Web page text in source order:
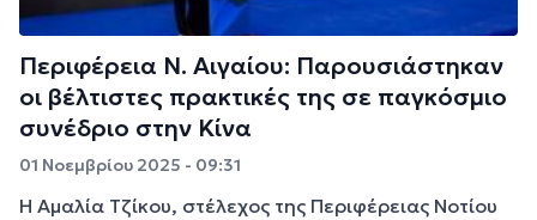
Περιφέρεια Ν. Αιγαίου: Παρουσιάστηκαν
οι βέλτιστες πρακτικές της σε παγκόσμιο
συνέδριο στην Κίνα
01 Νοεμβρίου 2025 - 09:31
Η Αμαλία Τζίκου, στέλεχος της Περιφέρειας Νοτίου